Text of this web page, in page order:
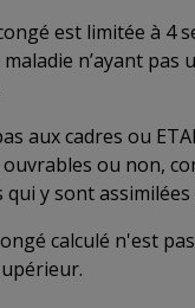
est limitée à 4
n’ayant pas
aux cadres ou
ou non,
y sont assimilées
calculé n'est